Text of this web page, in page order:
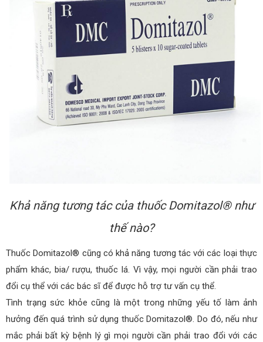
Khả năng tương tác của thuốc Domitazol® như
thế nào?
Thuốc Domitazol® cũng có khả năng tương tác với các loại thực
phẩm khác, bia/ rượu, thuốc lá. Vì vậy, mọi người cần phải trao
đổi cụ thể với các bác sĩ để được hỗ trợ tư vấn cụ thể.
Tình trạng sức khỏe cũng là một trong những yếu tố làm ảnh
hưởng đến quá trình sử dụng thuốc Domitazol®. Do đó, nếu như
mắc phải bất kỳ bệnh lý gì mọi người cần phải trao đổi với các